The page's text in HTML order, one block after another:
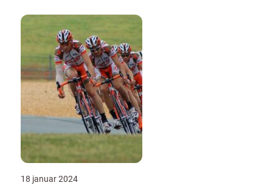
18 januar 2024